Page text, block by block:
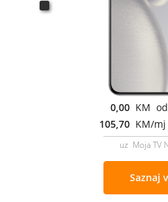
0,00 KM
105,70 KM/
uz Moja TV
Saznaj